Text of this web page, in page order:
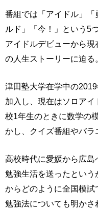
番組では「アイドル」「
ルド」「今！」という5
アイドルデビューから
の人生ストーリーに迫る。
津田塾大学在学中の
加入し、現在はソロア
校1年生のときに数学の
かし、クイズ番組やバラ
高校時代に愛媛から広
勉強生活を送ったとい
からどのように全国模
勉強法についても明かさ